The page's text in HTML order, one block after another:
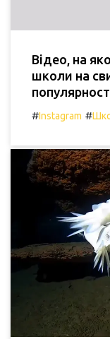
Відео, на
школи на
#Instagram #